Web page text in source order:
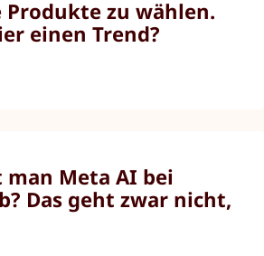
Produkte zu wählen.
einen Trend?
man Meta AI bei
Das geht zwar nicht,